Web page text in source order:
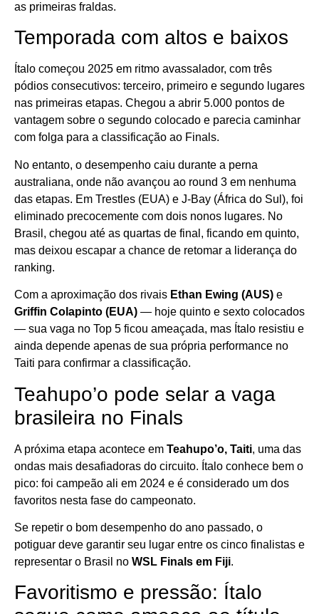
as primeiras fraldas.
Temporada com altos e baixos
Ítalo começou 2025 em ritmo avassalador, com três
pódios consecutivos: terceiro, primeiro e segundo lugares
nas primeiras etapas. Chegou a abrir 5.000 pontos de
vantagem sobre o segundo colocado e parecia caminhar
com folga para a classificação ao Finals.
No entanto, o desempenho caiu durante a perna
australiana, onde não avançou ao round 3 em nenhuma
das etapas. Em Trestles (EUA) e J-Bay (África do Sul), foi
eliminado precocemente com dois nonos lugares. No
Brasil, chegou até as quartas de final, ficando em quinto,
mas deixou escapar a chance de retomar a liderança do
ranking.
Com a aproximação dos rivais Ethan Ewing (AUS) e
Griffin Colapinto (EUA) — hoje quinto e sexto colocados
— sua vaga no Top 5 ficou ameaçada, mas Ítalo resistiu e
ainda depende apenas de sua própria performance no
Taiti para confirmar a classificação.
Teahupo’o pode selar a vaga
brasileira no Finals
A próxima etapa acontece em Teahupo’o, Taiti, uma das
ondas mais desafiadoras do circuito. Ítalo conhece bem o
pico: foi campeão ali em 2024 e é considerado um dos
favoritos nesta fase do campeonato.
Se repetir o bom desempenho do ano passado, o
potiguar deve garantir seu lugar entre os cinco finalistas e
representar o Brasil no WSL Finals em Fiji.
Favoritismo e pressão: Ítalo